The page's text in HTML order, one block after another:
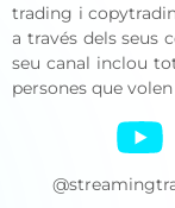
trading i
a través dels seus
seu canal inclou
persones que